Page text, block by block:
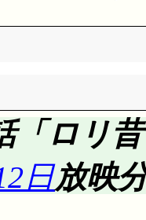
ー。辛
クから
～!」犬
た駆は
の方が
が想像で
激しい
ゃ北風
は速攻
したん
るまで
前回
的が我
んでし
「ロリ
日放映